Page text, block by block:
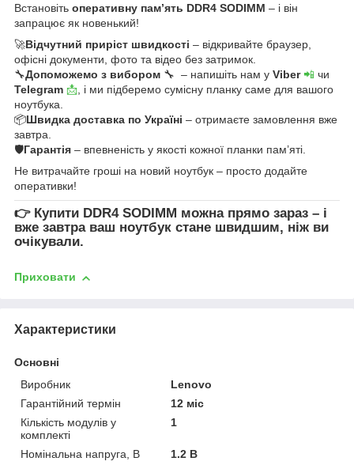
Встановіть оперативну пам’ять DDR4 SODIMM – і він
запрацює як новенький!
🚀Відчутний приріст швидкості – відкривайте браузер,
офісні документи, фото та відео без затримок.
🔧Допоможемо з вибором 🔧 – напишіть нам у Viber📲 чи
Telegram 📩 , і ми підберемо сумісну планку саме для вашого
ноутбука.
📦Швидка доставка по Україні – отримаєте замовлення вже
завтра.
🛡Гарантія – впевненість у якості кожної планки пам’яті.
Не витрачайте гроші на новий ноутбук – просто додайте
оперативки!
👉 Купити DDR4 SODIMM можна прямо зараз – і
вже завтра ваш ноутбук стане швидшим, ніж ви
очікували.
Приховати
Характеристики
Основні
Виробник
Lenovo
Гарантійний термін
12 міс
Кількість модулів у
комплекті
1
Номінальна напруга, В
1.2 В